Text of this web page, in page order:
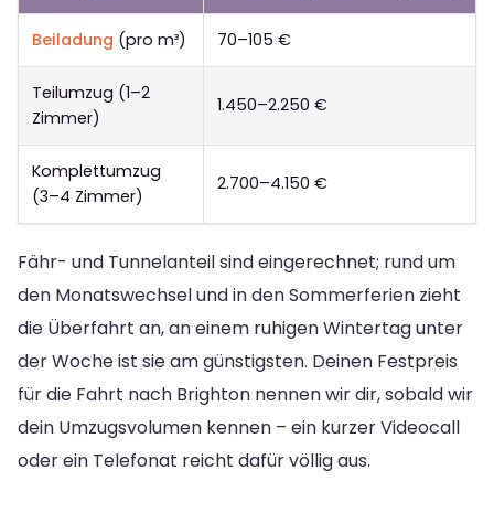
Beiladung (pro m³) 70–105 €
Teilumzug (1–2
Zimmer)
1.450–2.250 €
Komplettumzug
(3–4 Zimmer)
2.700–4.150 €
Fähr- und Tunnelanteil sind eingerechnet; rund um
den Monatswechsel und in den Sommerferien zieht
die Überfahrt an, an einem ruhigen Wintertag unter
der Woche ist sie am günstigsten. Deinen Festpreis
für die Fahrt nach Brighton nennen wir dir, sobald wir
dein Umzugsvolumen kennen – ein kurzer Videocall
oder ein Telefonat reicht dafür völlig aus.